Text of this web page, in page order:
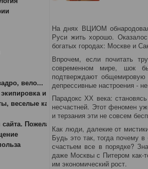
На днях ВЦИОМ
Руси жить хорошо.
богатых городах: Москве и
Впрочем, если почитать
современном мире, шок
подтверждают
депрессивные настроения -
Парадокс ХХ века:
несчастней. Этот феномен
и терзания эти не совсем
Как люди, далекие от
Будь это так, тогда почему
счастьем все в порядке?
даже Москвы с Питером как-
им экономический рост.
вело...
и снаряжение
веселые картинки
Пожелания, замечания.